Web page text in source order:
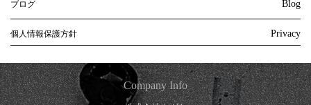
ブログ Blog
個人情報保護方針 Privacy
Company Info